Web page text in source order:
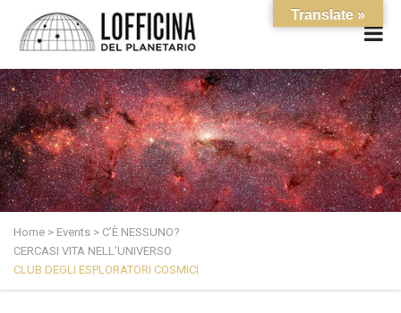
Home > Events > C’È NESSUNO?
CERCASI VITA NELL’UNIVERSO
CLUB DEGLI ESPLORATORI COSMICI
Translate »